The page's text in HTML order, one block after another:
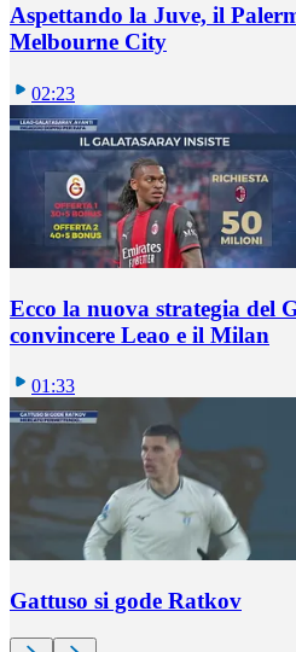
Aspettando la Juve, il
Melbourne City
02:23
Ecco la nuova strategia del
convincere Leao e il Milan
01:33
Gattuso si gode Ratkov